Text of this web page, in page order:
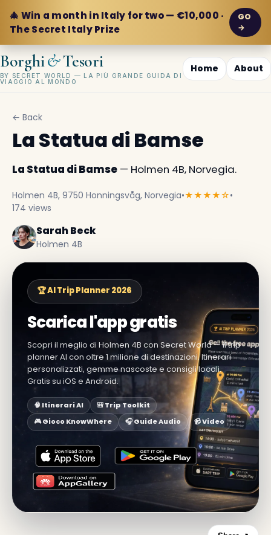
🎄 Win a month in Italy for two — €10,000 ·
The Secret Italy Prize
GO
→
Borghi&Tesori
BY SECRET WORLD — LA PIÙ GRANDE GUIDA DI
VIAGGIO AL MONDO
Home About
← Back
La Statua di Bamse
La Statua di Bamse — Holmen 4B, Norvegia.
Holmen 4B, 9750 Honningsvåg, Norvegia•★★★★☆•
174 views
Sarah Beck
Holmen 4B
🏆 AI Trip Planner 2026
Scarica l'app gratis
Scopri il meglio di Holmen 4B con Secret World — il trip
planner AI con oltre 1 milione di destinazioni. Itinerari
personalizzati, gemme nascoste e consigli locali.
Gratis su iOS e Android.
🧠 Itinerari AI
🎒 Trip Toolkit
🎮 Gioco KnowWhere
🎧 Guide Audio 📹 Video